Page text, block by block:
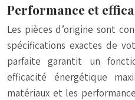
Performance et
Les pièces d’origine sont
spécifications exactes de
parfaite garantit un
efficacité énergétique
matériaux et les